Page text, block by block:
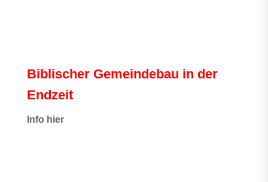
Biblischer Gemeindebau in der
Endzeit
Info hier